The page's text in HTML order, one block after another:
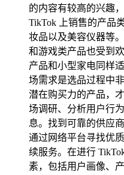
的内容有较高的兴趣
TikTok 上销售的产品
妆品以及美容仪器等
和游戏类产品也受到
产品和小型家电同样
场需求是选品过程中
潜在购买力的产品，
场调研、分析用户行
息。找到可靠的供应
通过网络平台寻找优
续服务。在进行
素，包括用户画像、